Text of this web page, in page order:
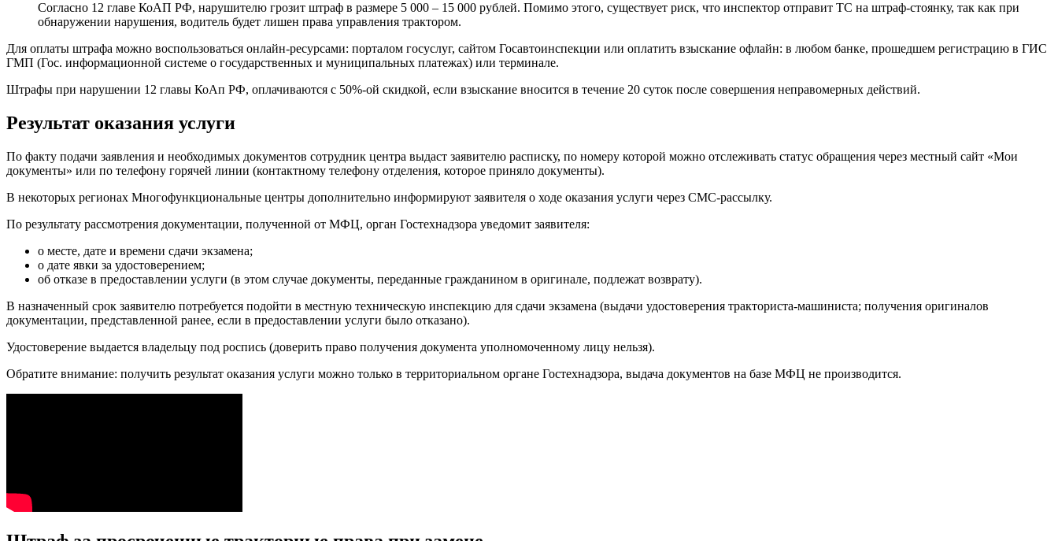
Согласно 12 главе КоАП РФ, нарушителю грозит штраф в размере 5 000 – 15 000 рублей. Помимо этого, существует риск, что инспектор отправит ТС на штраф-стоянку, так как при
обнаружении нарушения, водитель будет лишен права управления трактором.
Для оплаты штрафа можно воспользоваться онлайн-ресурсами: порталом госуслуг, сайтом Госавтоинспекции или оплатить взыскание офлайн: в любом банке, прошедшем регистрацию в ГИС
ГМП (Гос. информационной системе о государственных и муниципальных платежах) или терминале.
Штрафы при нарушении 12 главы КоАп РФ, оплачиваются с 50%-ой скидкой, если взыскание вносится в течение 20 суток после совершения неправомерных действий.
Результат оказания услуги
По факту подачи заявления и необходимых документов сотрудник центра выдаст заявителю расписку, по номеру которой можно отслеживать статус обращения через местный сайт «Мои
документы» или по телефону горячей линии (контактному телефону отделения, которое приняло документы).
В некоторых регионах Многофункциональные центры дополнительно информируют заявителя о ходе оказания услуги через СМС-рассылку.
По результату рассмотрения документации, полученной от МФЦ, орган Гостехнадзора уведомит заявителя:
о месте, дате и времени сдачи экзамена;
о дате явки за удостоверением;
об отказе в предоставлении услуги (в этом случае документы, переданные гражданином в оригинале, подлежат возврату).
В назначенный срок заявителю потребуется подойти в местную техническую инспекцию для сдачи экзамена (выдачи удостоверения тракториста-машиниста; получения оригиналов
документации, представленной ранее, если в предоставлении услуги было отказано).
Удостоверение выдается владельцу под роспись (доверить право получения документа уполномоченному лицу нельзя).
Обратите внимание: получить результат оказания услуги можно только в территориальном органе Гостехнадзора, выдача документов на базе МФЦ не производится.